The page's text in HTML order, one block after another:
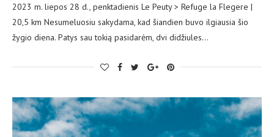
2023 m. liepos 28 d., penktadienis Le Peuty > Refuge la Flegere |
20,5 km Nesumeluosiu sakydama, kad šiandien buvo ilgiausia šio
žygio diena. Patys sau tokią pasidarėm, dvi didžiules…